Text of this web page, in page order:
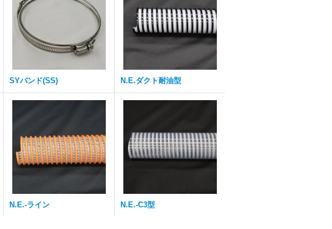
SYバンド(SS) N.E.ダクト耐油型
N.E.-ライン N.E.-C3型